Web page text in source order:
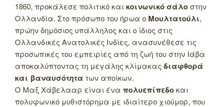
1860, προκάλεσε πολιτικό και κοινωνικό σάλο στην
Ολλανδία. Στο πρόσωπο του ήρωα ο Μουλτατούλι,
πρώην δημόσιος υπάλληλος και ο ίδιος στις
Ολλανδικές Ανατολικές Ινδίες, ανασυνέθεσε τις
προσωπικές του εμπειρίες από τη ζωή του στην Ιάβα
αποκαλύπτοντας τη μεγάλης κλίμακας διαφθορά
και βαναυσότητα των αποίκων.
Ο Μαξ Χάβελααρ είναι ένα πολυεπίπεδοκαι
πολυφωνικό μυθιστόρημα με ιδιαίτερο χιούμορ, που